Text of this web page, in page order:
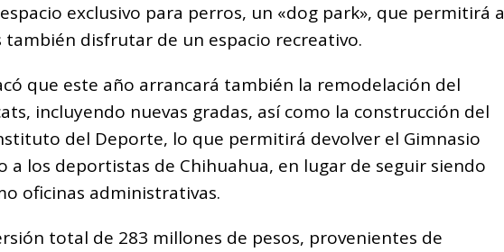
exclusivo para perros, un «dog park», que permitirá a
también disfrutar de un espacio recreativo.
que este año arrancará también la remodelación del
incluyendo nuevas gradas, así como la construcción del
del Deporte, lo que permitirá devolver el Gimnasio
a los deportistas de Chihuahua, en lugar de seguir siendo
oficinas administrativas.
total de 283 millones de pesos, provenientes de